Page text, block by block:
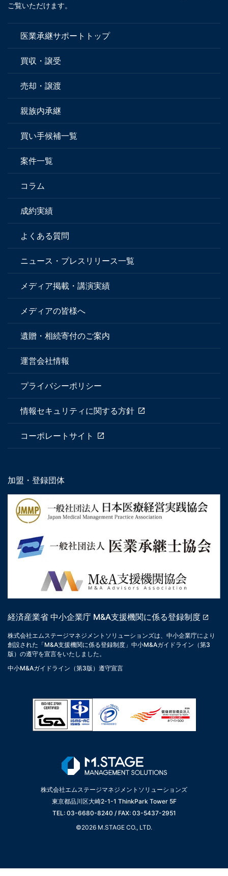
ご覧いただけます。
医業承継サポートトップ
買収・譲受
売却・譲渡
親族内承継
買い手候補一覧
案件一覧
コラム
成約実績
よくある質問
ニュース・プレスリリース一覧
メディア掲載・講演実績
メディアの皆様へ
遺贈・相続寄付のご案内
運営会社情報
プライバシーポリシー
情報セキュリティに関する方針
コーポレートサイト
加盟・登録団体
経済産業省 中小企業庁 M&A支援機関に係る登録制度
株式会社エムステージマネジメントソリューションズは、中小企業庁により
創設された「M&A支援機関に係る登録制度」中小M&Aガイドライン（第3
版）の遵守を宣言をいたしました。
中小M&Aガイドライン（第3版）遵守宣言
株式会社エムステージマネジメントソリューションズ
東京都品川区大崎2-1-1 ThinkPark Tower 5F
TEL: 03-6680-8240 / FAX: 03-5437-2951
©2026 M.STAGE CO., LTD.